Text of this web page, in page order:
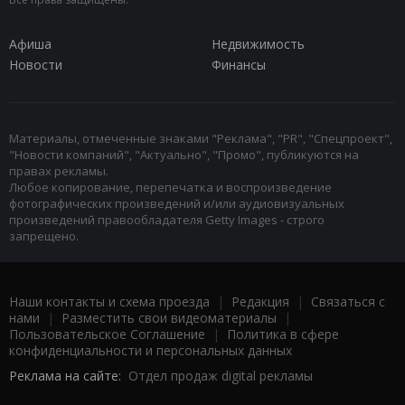
Афиша
Недвижимость
Новости
Финансы
Материалы, отмеченные знаками "Реклама", "PR", "Спецпроект",
"Новости компаний", "Актуально", "Промо", публикуются на
правах рекламы.
Любое копирование, перепечатка и воспроизведение
фотографических произведений и/или аудиовизуальных
произведений правообладателя Getty Images - строго
запрещено.
Наши контакты и схема проезда | Редакция | Связаться с
нами | Разместить свои видеоматериалы |
Пользовательское Соглашение |
Политика в сфере
конфиденциальности и персональных данных
Реклама на сайте: Отдел продаж digital рекламы